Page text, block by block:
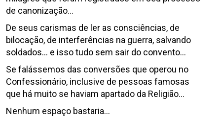
de canonização…
De seus carismas de ler as consciências, de
bilocação, de interferências na guerra, salvando
soldados… e isso tudo sem sair do convento…
Se falássemos das conversões que operou no
Confessionário, inclusive de pessoas famosas
que há muito se haviam apartado da Religião…
Nenhum espaço bastaria…